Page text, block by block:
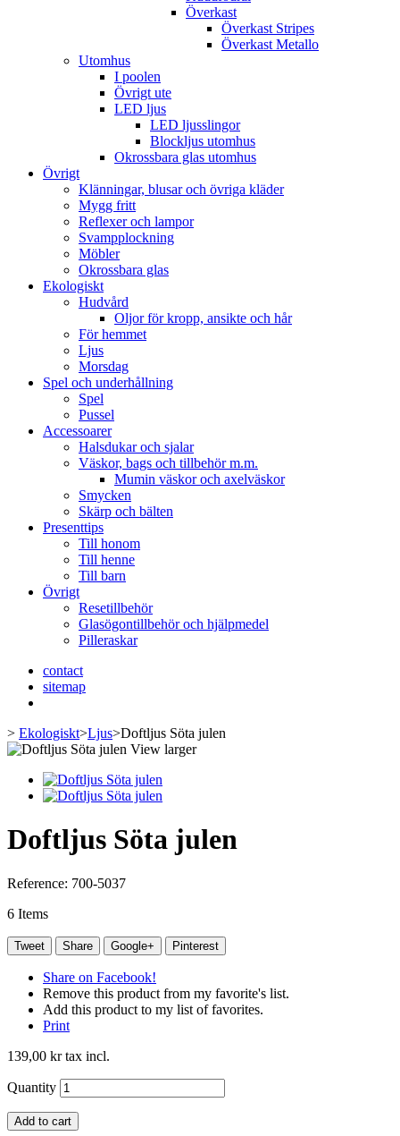
Överkast
Överkast Stripes
Överkast Metallo
Utomhus
I poolen
Övrigt ute
LED ljus
LED ljusslingor
Blockljus utomhus
Okrossbara glas utomhus
Övrigt
Klänningar, blusar och övriga kläder
Mygg fritt
Reflexer och lampor
Svampplockning
Möbler
Okrossbara glas
Ekologiskt
Hudvård
Oljor för kropp, ansikte och hår
För hemmet
Ljus
Morsdag
Spel och underhållning
Spel
Pussel
Accessoarer
Halsdukar och sjalar
Väskor, bags och tillbehör m.m.
Mumin väskor och axelväskor
Smycken
Skärp och bälten
Presenttips
Till honom
Till henne
Till barn
Övrigt
Resetillbehör
Glasögontillbehör och hjälpmedel
Pilleraskar
contact
sitemap
> Ekologiskt>Ljus>Doftljus Söta julen
View larger
Doftljus Söta julen
Reference: 700-5037
6 Items
Tweet Share Google+ Pinterest
Share on Facebook!
Remove this product from my favorite's list.
Add this product to my list of favorites.
Print
139,00 krtax incl.
Quantity
Add to cart